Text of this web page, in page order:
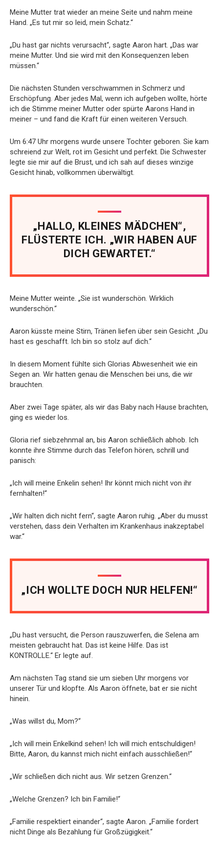
Meine Mutter trat wieder an meine Seite und nahm meine
Hand. „Es tut mir so leid, mein Schatz.“
„Du hast gar nichts verursacht“, sagte Aaron hart. „Das war
meine Mutter. Und sie wird mit den Konsequenzen leben
müssen.“
Die nächsten Stunden verschwammen in Schmerz und
Erschöpfung. Aber jedes Mal, wenn ich aufgeben wollte, hörte
ich die Stimme meiner Mutter oder spürte Aarons Hand in
meiner – und fand die Kraft für einen weiteren Versuch.
Um 6:47 Uhr morgens wurde unsere Tochter geboren. Sie kam
schreiend zur Welt, rot im Gesicht und perfekt. Die Schwester
legte sie mir auf die Brust, und ich sah auf dieses winzige
Gesicht hinab, vollkommen überwältigt.
„HALLO, KLEINES MÄDCHEN“,
FLÜSTERTE ICH. „WIR HABEN AUF
DICH GEWARTET.“
Meine Mutter weinte. „Sie ist wunderschön. Wirklich
wunderschön.“
Aaron küsste meine Stirn, Tränen liefen über sein Gesicht. „Du
hast es geschafft. Ich bin so stolz auf dich.“
In diesem Moment fühlte sich Glorias Abwesenheit wie ein
Segen an. Wir hatten genau die Menschen bei uns, die wir
brauchten.
Aber zwei Tage später, als wir das Baby nach Hause brachten,
ging es wieder los.
Gloria rief siebzehnmal an, bis Aaron schließlich abhob. Ich
konnte ihre Stimme durch das Telefon hören, schrill und
panisch:
„Ich will meine Enkelin sehen! Ihr könnt mich nicht von ihr
fernhalten!“
„Wir halten dich nicht fern“, sagte Aaron ruhig. „Aber du musst
verstehen, dass dein Verhalten im Krankenhaus inakzeptabel
war.“
„ICH WOLLTE DOCH NUR HELFEN!“
„Du hast versucht, die Person rauszuwerfen, die Selena am
meisten gebraucht hat. Das ist keine Hilfe. Das ist
KONTROLLE.“ Er legte auf.
Am nächsten Tag stand sie um sieben Uhr morgens vor
unserer Tür und klopfte. Als Aaron öffnete, bat er sie nicht
hinein.
„Was willst du, Mom?“
„Ich will mein Enkelkind sehen! Ich will mich entschuldigen!
Bitte, Aaron, du kannst mich nicht einfach ausschließen!“
„Wir schließen dich nicht aus. Wir setzen Grenzen.“
„Welche Grenzen? Ich bin Familie!“
„Familie respektiert einander“, sagte Aaron. „Familie fordert
nicht Dinge als Bezahlung für Großzügigkeit.“